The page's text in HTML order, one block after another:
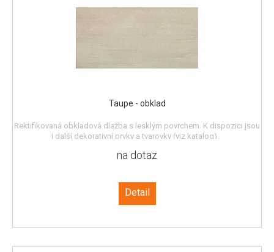
Taupe - obklad
Rektifikovaná obkladová dlažba s lesklým povrchem. K dispozici jsou
i další dekorativní prvky a tvarovky (viz katalog).
na dotaz
Detail